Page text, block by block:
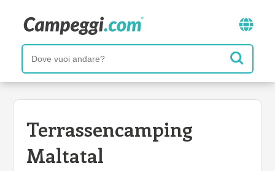
Terrassencamping
Maltatal